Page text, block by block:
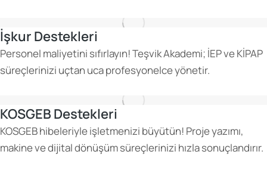
İşkur Destekleri
Personel maliyetini sıfırlayın! Teşvik Akademi; İEP ve KİPAP
süreçlerinizi uçtan uca profesyonelce yönetir.
KOSGEB Destekleri
KOSGEB hibeleriyle işletmenizi büyütün! Proje yazımı,
makine ve dijital dönüşüm süreçlerinizi hızla sonuçlandırır.